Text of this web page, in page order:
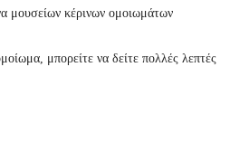
μουσείων κέρινων ομοιωμάτων
μπορείτε να δείτε πολλές λεπτές